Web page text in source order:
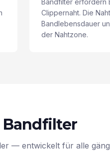
Bandfilter erfordern
Clippernaht. Die
Bandlebensdauer
der Nahtzone.
Bandfilter
— entwickelt für alle